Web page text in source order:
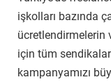
işkolları bazında
ücretlendirmelerin
için tüm
kampanyamızı